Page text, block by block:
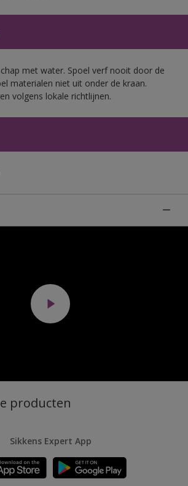
met water. Spoel verf nooit door de
materialen niet uit onder de kraan.
volgens lokale richtlijnen.
producten
Sikkens Expert App